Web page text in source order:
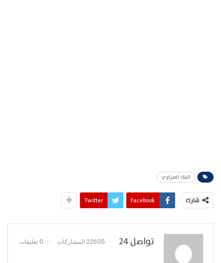
البنك المركزي
شارك Facebook
Twitter
تواصل 24 22605 المشاركات 0 تعليقات